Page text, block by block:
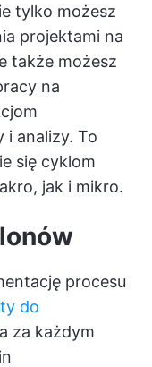
tylko możesz
projektami na
także możesz
na
i analizy. To
się cyklom
jak i mikro.
procesu
do
za każdym